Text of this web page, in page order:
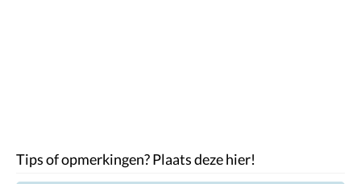
Tips of opmerkingen? Plaats deze hier!